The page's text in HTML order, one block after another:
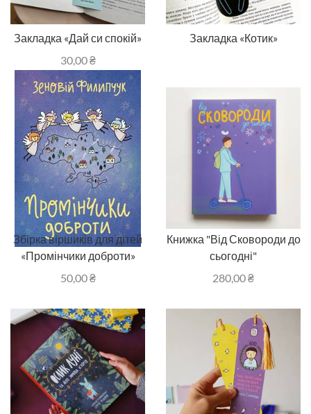
Закладка «Дай си спокій»
30,00₴
Закладка «Котик»
Збірка віршиків для дітей
«Промінчики доброти»
50,00₴
Книжка "Від Сковороди до
сьогодні"
280,00₴